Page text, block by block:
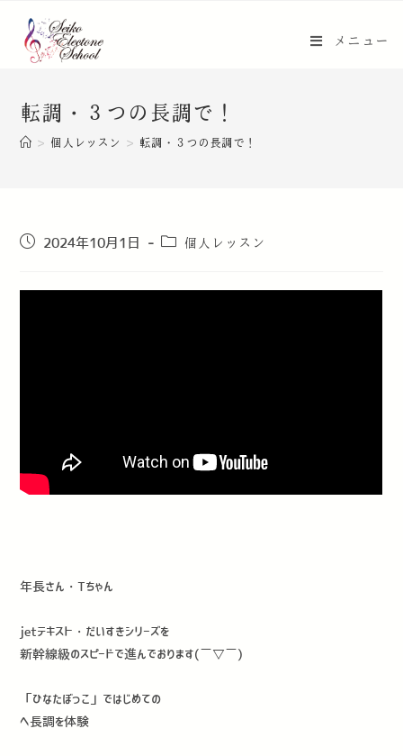
メニュー
転調・３つの長調で！
> 個人レッスン > 転調・３つの長調で！
2024年10月1日 個人レッスン
年長さん・Tちゃん
jetテキスト・だいすきシリーズを
新幹線級のスピードで進んでおります(￣▽￣)
「ひなたぼっこ」ではじめての
ヘ長調を体験